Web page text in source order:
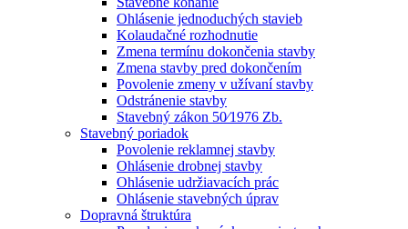
Ohlásenie jednoduchých stavieb
Kolaudačné rozhodnutie
Zmena termínu dokončenia stavby
Zmena stavby pred dokončením
Povolenie zmeny v užívaní stavby
Odstránenie stavby
Stavebný zákon 50⁄1976 Zb.
Stavebný poriadok
Povolenie reklamnej stavby
Ohlásenie drobnej stavby
Ohlásenie udržiavacích prác
Ohlásenie stavebných úprav
Dopravná štruktúra